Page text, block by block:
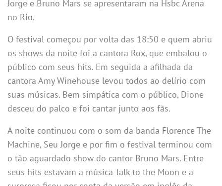
Jorge e Bruno Mars se apresentaram na Hsbc Arena
no Rio.
O festival começou por volta das 18:50 e quem abriu
os shows da noite foi a cantora Rox, que embalou o
público com seus hits. Em seguida a afilhada da
cantora Amy Winehouse levou todos ao delírio com
suas músicas. Bem simpática com o público, Dione
desceu do palco e foi cantar junto aos fãs.
A noite continuou com o som da banda Florence The
Machine, Seu Jorge e por fim o festival terminou com
o tão aguardado show do cantor Bruno Mars. Entre
seus hits estavam a música Talk to the Moon e a